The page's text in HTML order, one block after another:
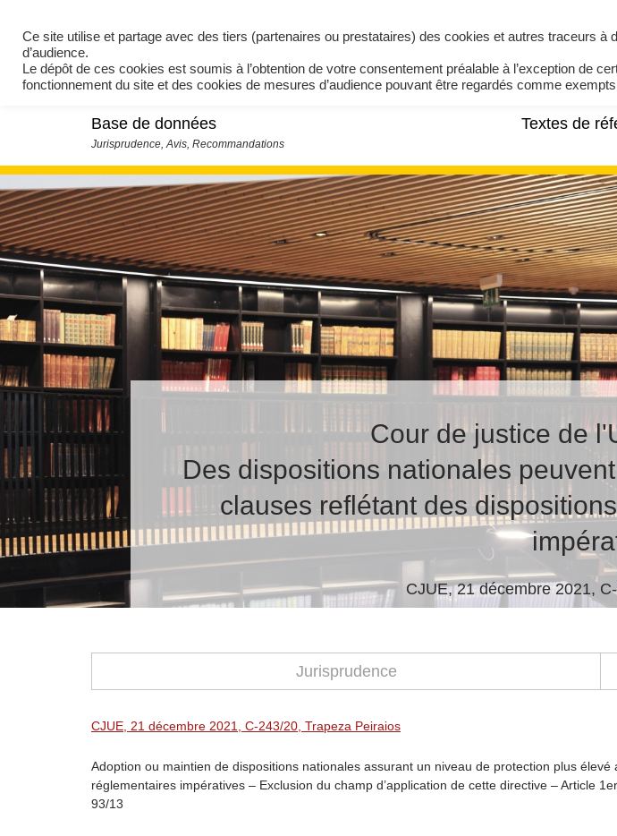
Base de données Textes de
Cour de justice de
Des dispositions nationales
clauses reflétant des
CJUE, 21 décembre 2021,
Jurisprudence
CJUE, 21 décembre 2021, C-243/20, Trapeza Peiraios
Adoption ou maintien de dispositions nationales assurant un niveau de protection plus
réglementaires impératives – Exclusion du champ d’application de cette directive – Article 1er
93/13
Ce site utilise et partage avec des tiers (partenaires ou prestataires) des cookies et autres traceurs à
d’audience.
Le dépôt de ces cookies est soumis à l’obtention de votre consentement préalable à l’exception de
fonctionnement du site et des cookies de mesures d’audience pouvant être regardés comme